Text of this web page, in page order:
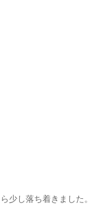
少し落ち着きました。